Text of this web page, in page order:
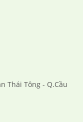
Thái Tông - Q.Cầu